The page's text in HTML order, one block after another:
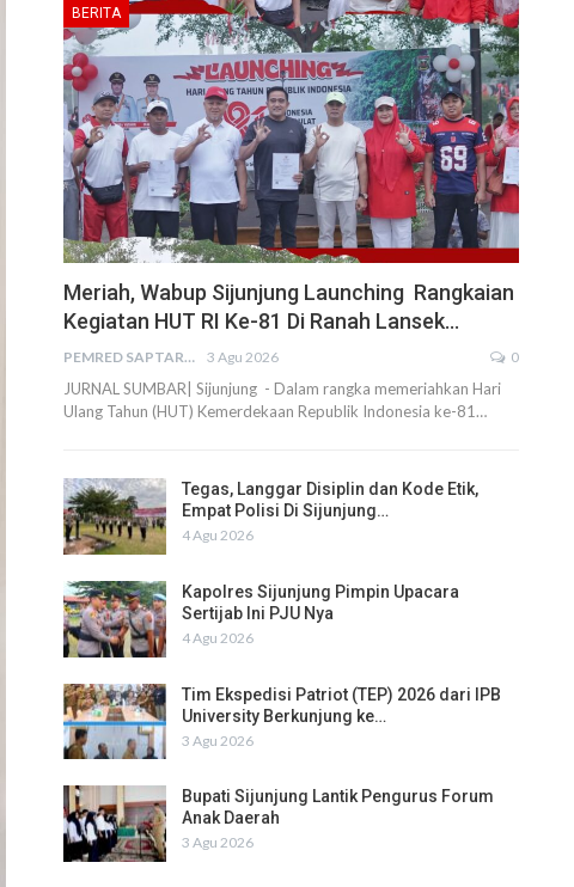
BERITA
Meriah, Wabup Sijunjung Launching Rangkaian
Kegiatan HUT RI Ke-81 Di Ranah Lansek…
PEMRED SAPTARIUS 3 Agu 2026 0
JURNAL SUMBAR| Sijunjung - Dalam rangka memeriahkan Hari
Ulang Tahun (HUT) Kemerdekaan Republik Indonesia ke-81…
Tegas, Langgar Disiplin dan Kode Etik,
Empat Polisi Di Sijunjung…
4 Agu 2026
Kapolres Sijunjung Pimpin Upacara
Sertijab Ini PJU Nya
4 Agu 2026
Tim Ekspedisi Patriot (TEP) 2026 dari IPB
University Berkunjung ke…
3 Agu 2026
Bupati Sijunjung Lantik Pengurus Forum
Anak Daerah
3 Agu 2026